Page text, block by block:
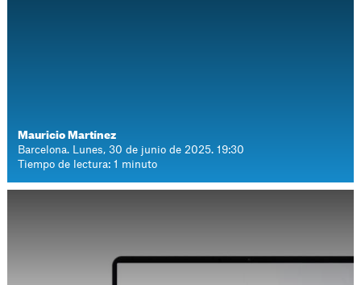
Mauricio Martínez
Barcelona. Lunes, 30 de junio de 2025. 19:30
Tiempo de lectura: 1 minuto